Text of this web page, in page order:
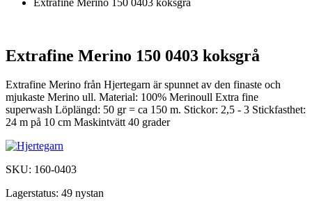
Extrafine Merino 150 0403 koksgrå
Extrafine Merino från Hjertegarn är spunnet av den finaste och
mjukaste Merino ull. Material: 100% Merinoull Extra fine
superwash Löplängd: 50 gr = ca 150 m. Stickor: 2,5 - 3 Stickfasthet:
24 m på 10 cm Maskintvätt 40 grader
SKU: 160-0403
Lagerstatus: 49 nystan